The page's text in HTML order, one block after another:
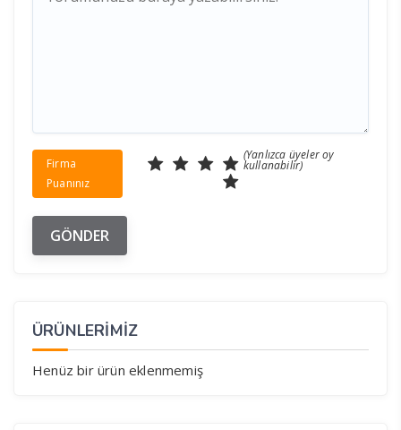
Firma
Puanınız
(Yanlızca üyeler oy
kullanabilir)
ÜRÜNLERİMİZ
Henüz bir ürün eklenmemiş